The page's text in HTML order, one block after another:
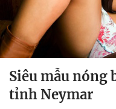
Siêu mẫu nóng
tỉnh Neymar